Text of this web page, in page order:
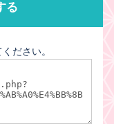
る
ださい。